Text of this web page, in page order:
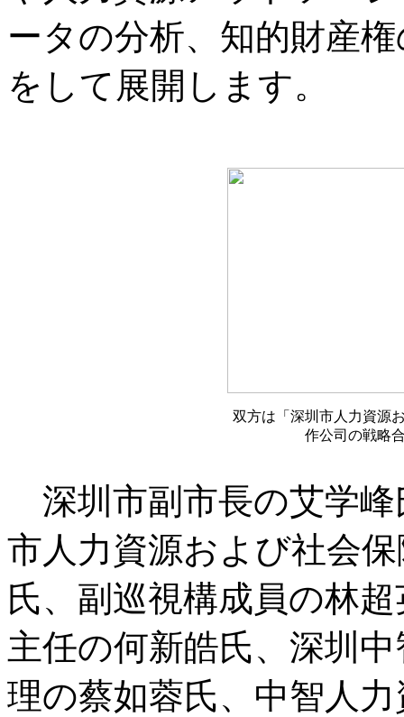
ータの分析、知的財産
をして展開します。
双方は「深圳市人力資源
作公司の戦略
深圳市副市長の艾学
市人力資源および社会
氏、副巡視構成員の林
主任の何新皓氏、深圳
理の蔡如蓉氏、中智人